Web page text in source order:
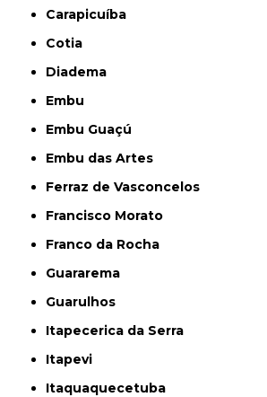
Carapicuíba
Cotia
Diadema
Embu
Embu Guaçú
Embu das Artes
Ferraz de Vasconcelos
Francisco Morato
Franco da Rocha
Guararema
Guarulhos
Itapecerica da Serra
Itapevi
Itaquaquecetuba